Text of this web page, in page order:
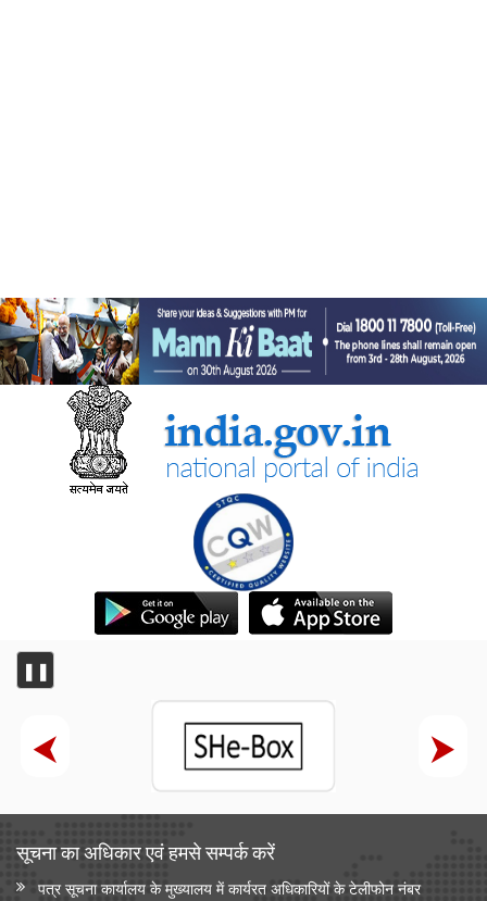
❚❚
सूचना का अधिकार एवं हमसे सम्‍पर्क करें
पत्र सूचना कार्यालय के मुख्यालय में कार्यरत अधिकारियों के टेलीफोन नंबर